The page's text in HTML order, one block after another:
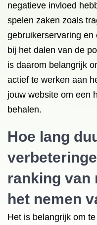
negatieve invloed
spelen zaken zoals
gebruikerservaring en
bij het dalen van de
is daarom belangrijk
actief te werken aan
jouw website om een
behalen.
Hoe lang
ranking van
het nemen
Het is belangrijk om